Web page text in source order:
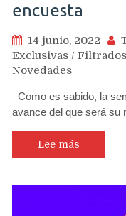
encuesta
14 junio, 2022
Exclusivas / Filtrados
Novedades
Como es sabido, la
avance del que será
Lee más